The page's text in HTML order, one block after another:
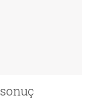
sonuç